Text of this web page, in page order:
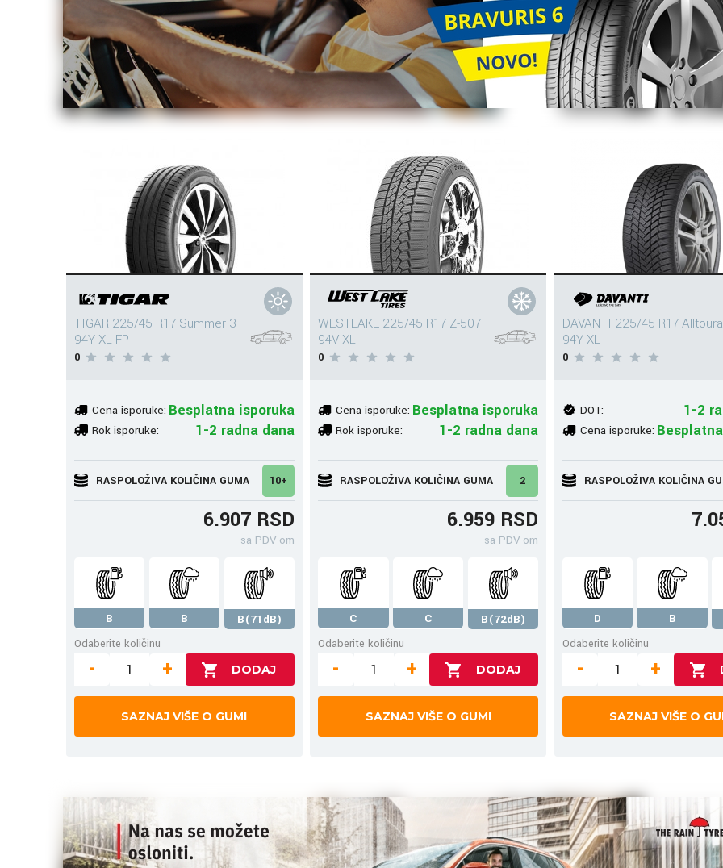
TIGAR 225/45 R17 Summer 3
94Y XL FP
0
Cena isporuke: Besplatna isporuka
Rok isporuke: 1-2 radna dana
RASPOLOŽIVA KOLIČINA GUMA 10+
6.907 RSD
sa PDV-om
B B
B(71dB)
Odaberite količinu
- +
SAZNAJ VIŠE O GUMI
WESTLAKE 225/45 R17 Z-507
94V XL
0
Cena isporuke: Besplatna isporuka
Rok isporuke: 1-2 radna dana
RASPOLOŽIVA KOLIČINA GUMA 2
6.959 RSD
sa PDV-om
C C
B(72dB)
Odaberite količinu
- +
SAZNAJ VIŠE O GUMI
DAVANTI 225/45 R17 Alltoura
94Y XL
0
DOT: 1-2
Cena isporuke:
RASPOLOŽIVA KOLIČINA
D
B
Odaberite količinu
- +
SAZNAJ VIŠE O